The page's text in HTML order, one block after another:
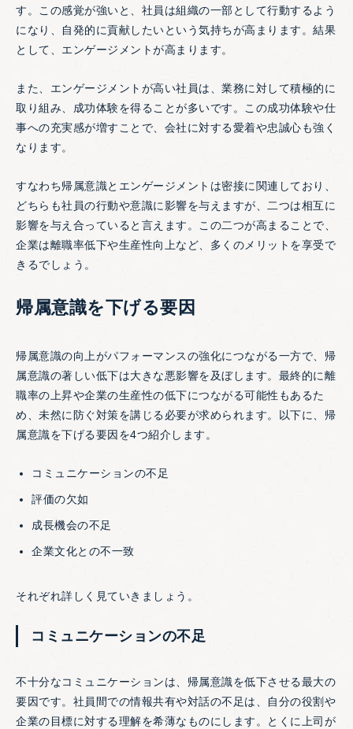
す。この感覚が強いと、社員は組織の一部として行動するよう
になり、自発的に貢献したいという気持ちが高まります。結果
として、エンゲージメントが高まります。
また、エンゲージメントが高い社員は、業務に対して積極的に
取り組み、成功体験を得ることが多いです。この成功体験や仕
事への充実感が増すことで、会社に対する愛着や忠誠心も強く
なります。
すなわち帰属意識とエンゲージメントは密接に関連しており、
どちらも社員の行動や意識に影響を与えますが、二つは相互に
影響を与え合っていると言えます。この二つが高まることで、
企業は離職率低下や生産性向上など、多くのメリットを享受で
きるでしょう。
帰属意識を下げる要因
帰属意識の向上がパフォーマンスの強化につながる一方で、帰
属意識の著しい低下は大きな悪影響を及ぼします。最終的に離
職率の上昇や企業の生産性の低下につながる可能性もあるた
め、未然に防ぐ対策を講じる必要が求められます。以下に、帰
属意識を下げる要因を4つ紹介します。
コミュニケーションの不足
評価の欠如
成長機会の不足
企業文化との不一致
それぞれ詳しく見ていきましょう。
コミュニケーションの不足
不十分なコミュニケーションは、帰属意識を低下させる最大の
要因です。社員間での情報共有や対話の不足は、自分の役割や
企業の目標に対する理解を希薄なものにします。とくに上司が